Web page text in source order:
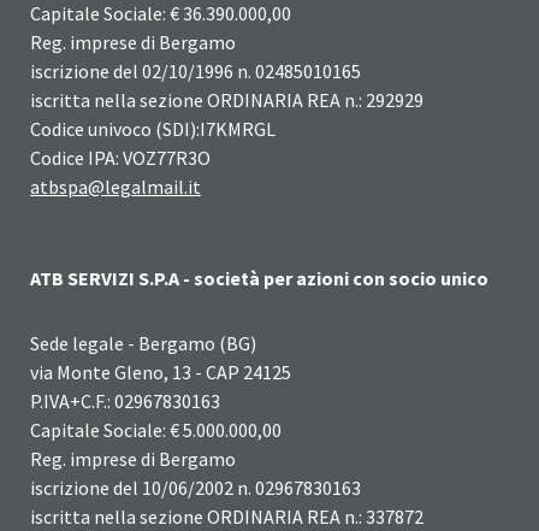
Capitale Sociale: € 36.390.000,00
Reg. imprese di Bergamo
iscrizione del 02/10/1996 n. 02485010165
iscritta nella sezione ORDINARIA REA n.: 292929
Codice univoco (SDI):I7KMRGL
Codice IPA: VOZ77R3O
atbspa@legalmail.it
ATB SERVIZI S.P.A - società per azioni con socio unico
Sede legale - Bergamo (BG)
via Monte Gleno, 13 - CAP 24125
P.IVA+C.F.: 02967830163
Capitale Sociale: € 5.000.000,00
Reg. imprese di Bergamo
iscrizione del 10/06/2002 n. 02967830163
iscritta nella sezione ORDINARIA REA n.: 337872